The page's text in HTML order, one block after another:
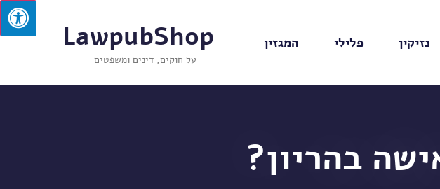
נזיקין פלילי המגזין LawpubShop
על חוקים, דינים ומשפטים
בהריון?